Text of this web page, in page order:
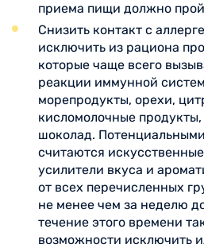
приема пищи должно
Снизить контакт с
исключить из рациона
которые чаще всего
реакции иммунной
морепродукты, орехи,
кисломолочные
шоколад.
считаются
усилители вкуса и
от всех перечисленных
не менее чем за неделю
течение этого времени
возможности исключить